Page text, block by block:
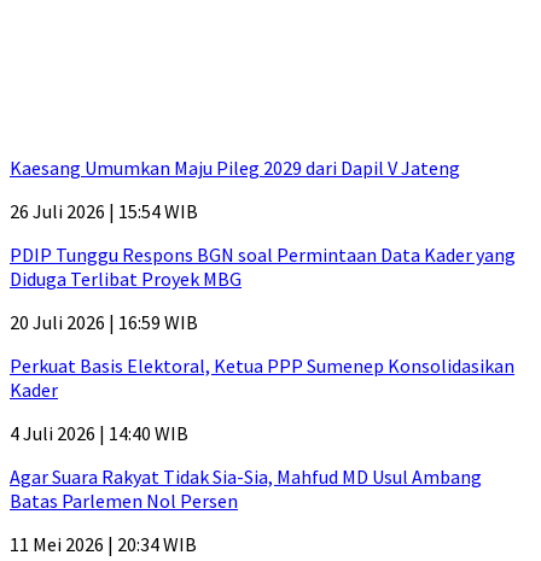
Kaesang Umumkan Maju Pileg 2029 dari Dapil V Jateng
26 Juli 2026 | 15:54 WIB
PDIP Tunggu Respons BGN soal Permintaan Data Kader yang
Diduga Terlibat Proyek MBG
20 Juli 2026 | 16:59 WIB
Perkuat Basis Elektoral, Ketua PPP Sumenep Konsolidasikan
Kader
4 Juli 2026 | 14:40 WIB
Agar Suara Rakyat Tidak Sia-Sia, Mahfud MD Usul Ambang
Batas Parlemen Nol Persen
11 Mei 2026 | 20:34 WIB